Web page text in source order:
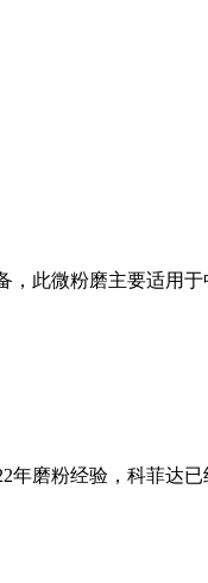
此微粉磨主要适用
年磨粉经验，科菲达